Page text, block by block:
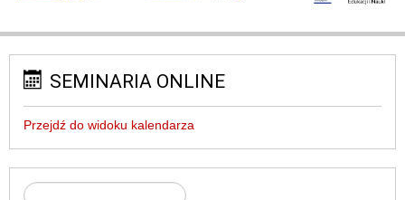
SEMINARIA ONLINE
Przejdź do widoku kalendarza